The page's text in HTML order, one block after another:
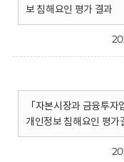
보 침해요인 평가 결과
「자본시장과 금융투
개인정보 침해요인 평가